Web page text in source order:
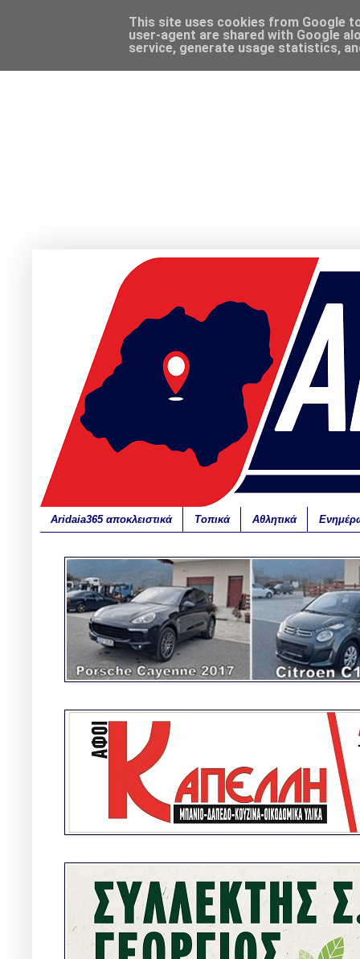
Aridaia365 αποκλειστικά Τοπικά Αθλητικά
This site uses cookies from Google
user-agent are shared with Google
service, generate usage statistics,